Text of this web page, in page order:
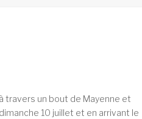
travers un bout de Mayenne et
10 juillet et en arrivant le